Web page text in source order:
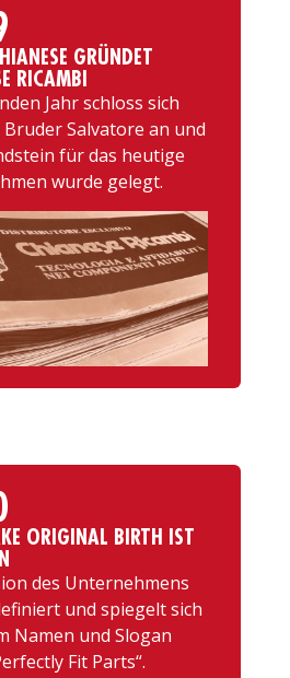
GRÜNDET
RICAMBI
Jahr schloss sich
Bruder Salvatore an und
für das heutige
wurde gelegt.
ORIGINAL BIRTH IST
des Unternehmens
und spiegelt sich
Namen und Slogan
Fit Parts“.